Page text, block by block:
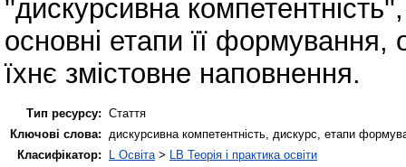
''дискурсивна
основні етапи її формування,
їхнє змістовне наповнення.
Тип ресурсу: Стаття
Ключові слова:
дискурсивна компетентність, дискурс, етапи
Класифікатор:
L Освіта > LB Теорія і практика освіти